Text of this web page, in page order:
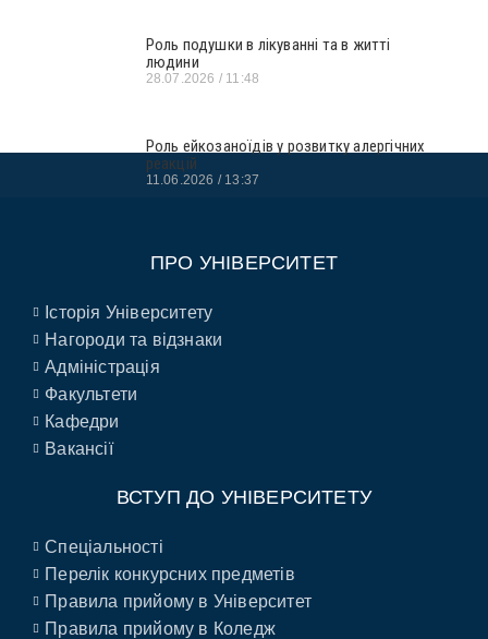
Роль подушки в лікуванні та в житті
людини
28.07.2026 11:48
Роль ейкозаноїдів у розвитку алергічних
реакцій
11.06.2026 13:37
ПРО УНІВЕРСИТЕТ
Історія Університету
Нагороди та відзнаки
Адміністрація
Факультети
Кафедри
Вакансії
ВСТУП ДО УНІВЕРСИТЕТУ
Спеціальності
Перелік конкурсних предметів
Правила прийому в Університет
Правила прийому в Коледж